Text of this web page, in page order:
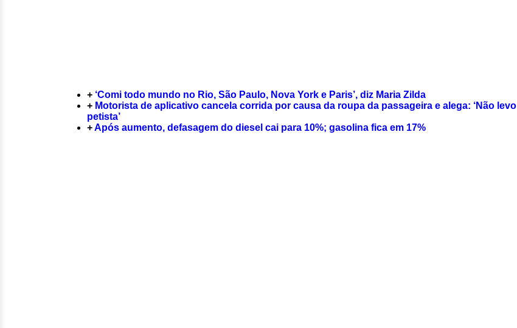
+ ‘Comi todo mundo no Rio, São Paulo, Nova York e Paris’, diz Maria Zilda
+ Motorista de aplicativo cancela corrida por causa da roupa da passageira e alega: ‘Não levo
petista’
+Após aumento, defasagem do diesel cai para 10%; gasolina fica em 17%